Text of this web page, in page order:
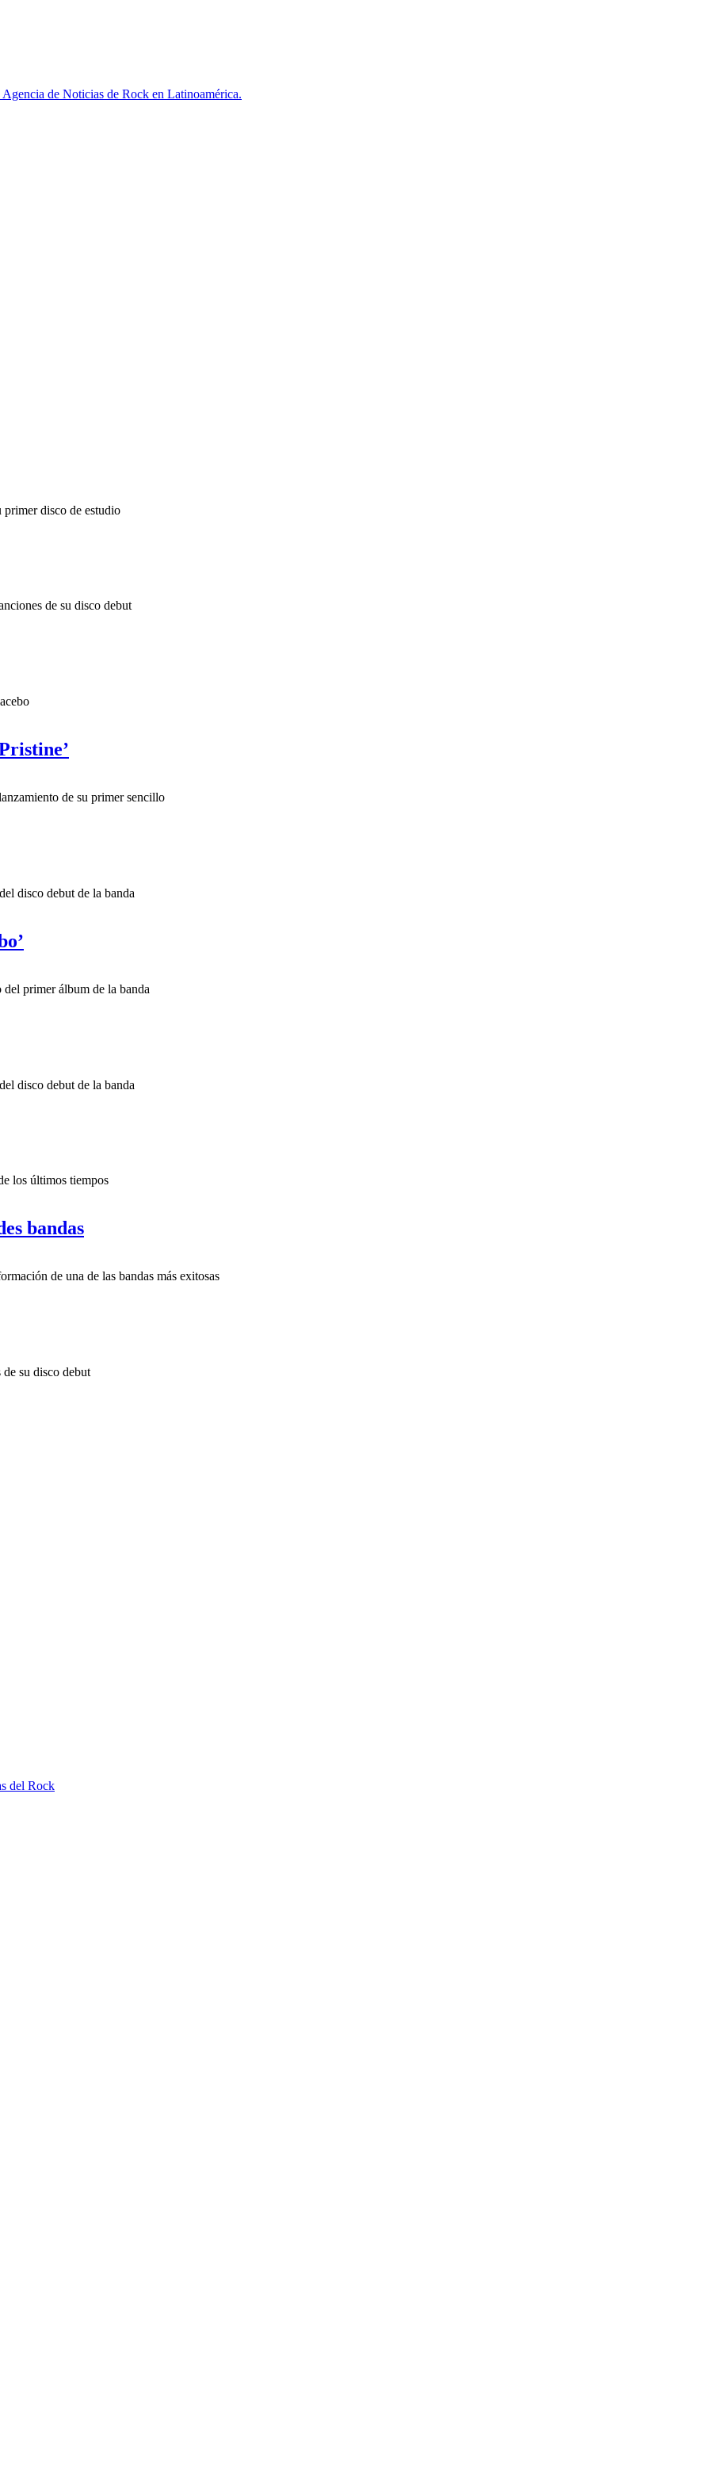
de Noticias de Rock en Latinoamérica.
primer disco de estudio
de su disco debut
de su primer sencillo
disco debut de la banda
primer álbum de la banda
disco debut de la banda
los últimos tiempos
bandas
de una de las bandas más exitosas
su disco debut
del Rock